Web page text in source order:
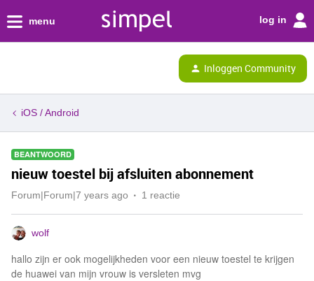
menu log in
Inloggen Community
iOS / Android
BEANTWOORD
nieuw toestel bij afsluiten abonnement
Forum|Forum|7 years ago 1 reactie
wolf
hallo zijn er ook mogelijkheden voor een nieuw toestel te krijgen
de huawei van mijn vrouw is versleten mvg